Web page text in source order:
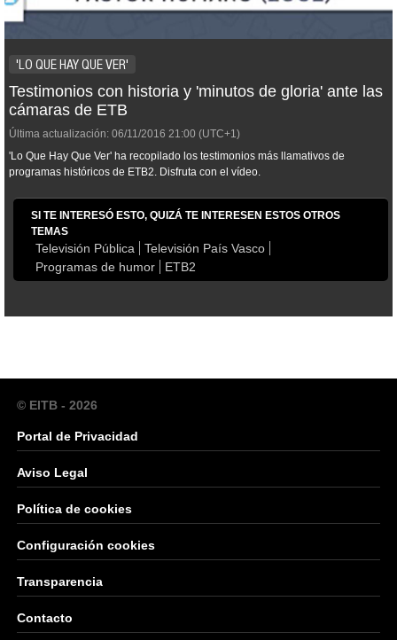
'LO QUE HAY QUE VER'
Testimonios con historia y 'minutos de gloria' ante las
cámaras de ETB
Última actualización: 06/11/2016 21:00 (UTC+1)
'Lo Que Hay Que Ver' ha recopilado los testimonios más llamativos de
programas históricos de ETB2. Disfruta con el vídeo.
SI TE INTERESÓ ESTO, QUIZÁ TE INTERESEN ESTOS OTROS
TEMAS
Televisión Pública
Televisión País Vasco
Programas de humor
ETB2
© EITB - 2026
Portal de Privacidad
Aviso Legal
Política de cookies
Configuración cookies
Transparencia
Contacto